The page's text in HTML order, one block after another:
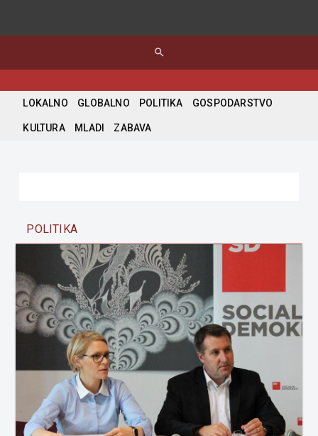
search
LOKALNO GLOBALNO POLITIKA GOSPODARSTVO
KULTURA MLADI ZABAVA
POLITIKA